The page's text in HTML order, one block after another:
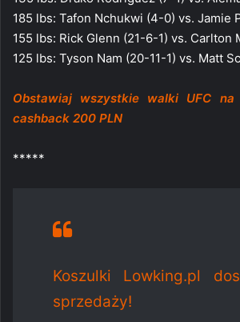
185 lbs: Tafon Nchukwi (4-0) vs. Jamie
155 lbs: Rick Glenn (21-6-1) vs. Carlton
125 lbs: Tyson Nam (20-11-1) vs. Matt
Obstawiaj wszystkie walki UFC na
cashback 200 PLN
*****
Koszulki Lowking.pl
sprzedaży!